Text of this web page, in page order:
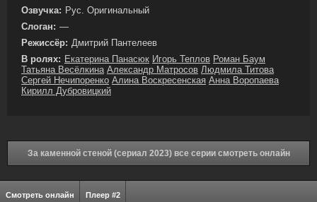
Озвучка: Рус. Оригинальный
Слоган: —
Режиссёр: Дмитрий Пантелеев
В ролях: Екатерина Панасюк Игорь Теплов Роман Баум
Татьяна Весёлкина Александр Матросов Людмила Титова
Сергей Нечипоренко Алина Воскресенская Анна Воропаева
Кирилл Дубровицкий
За каменной стеной (сериал 2023) все серии смотреть онлайн
Смотреть онлайн Плеер #2